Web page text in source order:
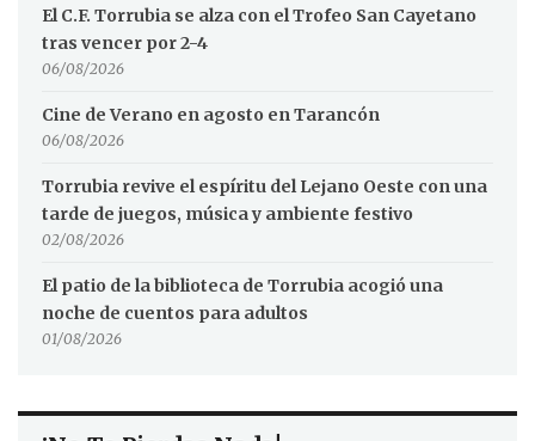
El C.F. Torrubia se alza con el Trofeo San Cayetano
tras vencer por 2-4
06/08/2026
Cine de Verano en agosto en Tarancón
06/08/2026
Torrubia revive el espíritu del Lejano Oeste con una
tarde de juegos, música y ambiente festivo
02/08/2026
El patio de la biblioteca de Torrubia acogió una
noche de cuentos para adultos
01/08/2026